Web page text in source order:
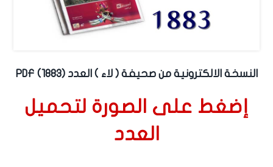
النسخة الالكترونية من صحيفة ( لاء ) العدد (1883) PDF
إضغط على الصورة لتحميل
العدد